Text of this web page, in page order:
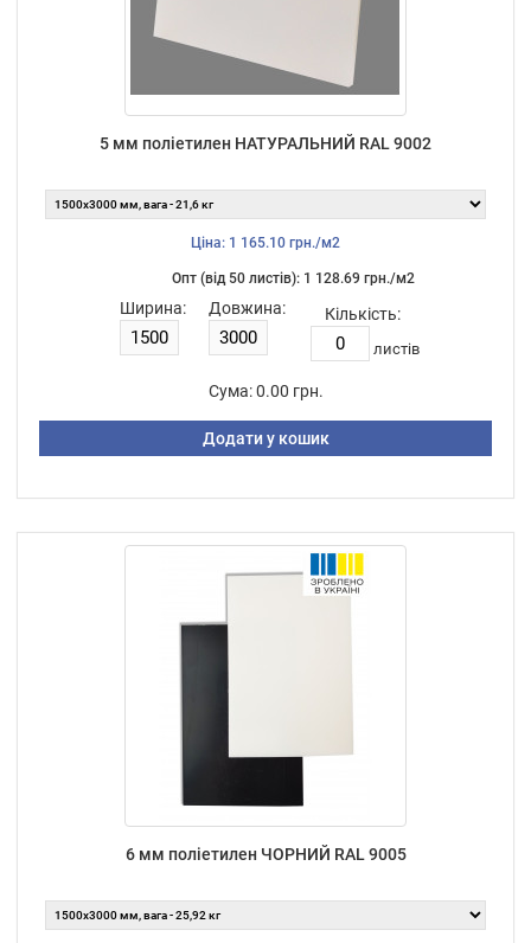
5 мм поліетилен НАТУРАЛЬНИЙ RAL 9002
Ціна: 1 165.10 грн./м2
Опт (від 50 листiв): 1 128.69 грн./м2
Ширина: Довжина: Кількість:
листiв
Сума: 0.00 грн.
Додати у кошик
6 мм поліетилен ЧОРНИЙ RAL 9005